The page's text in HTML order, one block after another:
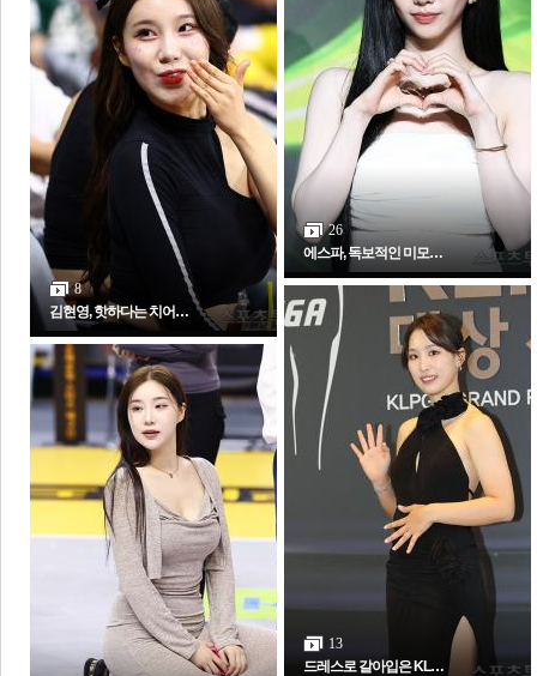
8
김현영, 핫하다는 치어…
26
에스파, 독보적인 미모…
13
드레스로 갈아입은 KL…